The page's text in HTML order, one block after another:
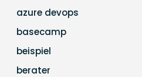
azure devops
basecamp
beispiel
berater